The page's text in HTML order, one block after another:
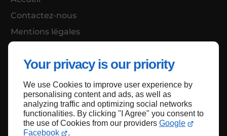
Your privacy is our priority
We use Cookies to improve user experience by
personalising content and ads, as well as
analyzing traffic and optimizing social networks
functionalities. By clicking "I Agree" you consent to
the use of Cookies from our providers Google
Facebook
.
Contactez-nous
Mentions légales
Haut de page